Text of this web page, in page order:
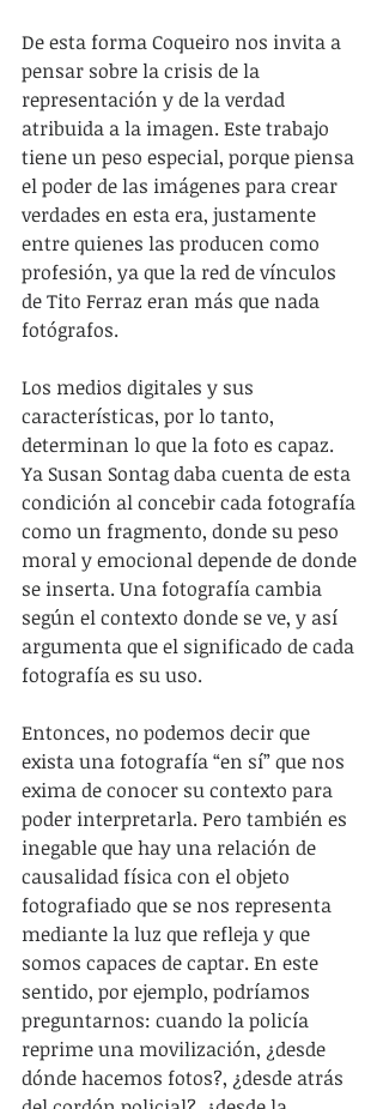
De esta forma Coqueiro nos invita a
pensar sobre la crisis de la
representación y de la verdad
atribuida a la imagen. Este trabajo
tiene un peso especial, porque piensa
el poder de las imágenes para crear
verdades en esta era, justamente
entre quienes las producen como
profesión, ya que la red de vínculos
de Tito Ferraz eran más que nada
fotógrafos.
Los medios digitales y sus
características, por lo tanto,
determinan lo que la foto es capaz.
Ya Susan Sontag daba cuenta de esta
condición al concebir cada fotografía
como un fragmento, donde su peso
moral y emocional depende de donde
se inserta. Una fotografía cambia
según el contexto donde se ve, y así
argumenta que el significado de cada
fotografía es su uso.
Entonces, no podemos decir que
exista una fotografía “en sí” que nos
exima de conocer su contexto para
poder interpretarla. Pero también es
inegable que hay una relación de
causalidad física con el objeto
fotografiado que se nos representa
mediante la luz que refleja y que
somos capaces de captar. En este
sentido, por ejemplo, podríamos
preguntarnos: cuando la policía
reprime una movilización, ¿desde
dónde hacemos fotos?, ¿desde atrás